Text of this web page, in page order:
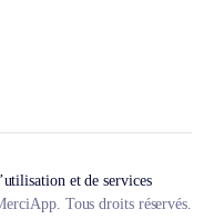
et de services
Tous droits réservés.